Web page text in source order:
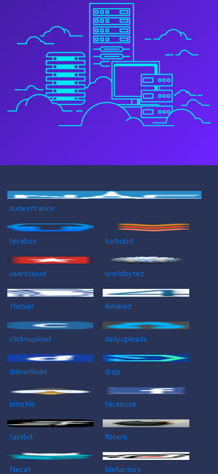
nudeinfrance
terabox turbobit
userscloud worldbytez
1fichier 4shared
clicknupload dailyuploads
ddownload drop
elitefile facebook
fastbit fboom
filecat filefactory